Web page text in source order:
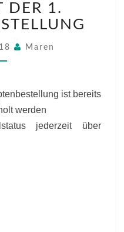
DER 1.
Maren
ist bereits
werden
jederzeit über